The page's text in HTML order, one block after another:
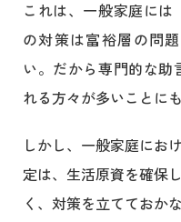
これは、一般家庭に
の対策は富裕層の問
い。だから専門的な
れる方々が多いことに
しかし、一般家庭にお
定は、生活原資を確保
く、対策を立てておか